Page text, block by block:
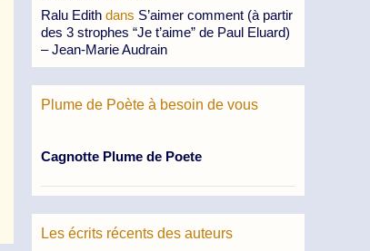
Ralu Edith dans S’aimer comment (à partir
des 3 strophes “Je t’aime” de Paul Eluard)
– Jean-Marie Audrain
Plume de Poète à besoin de vous
Cagnotte Plume de Poete
Les écrits récents des auteurs